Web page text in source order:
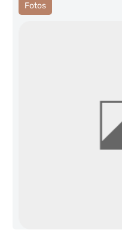
Fotos